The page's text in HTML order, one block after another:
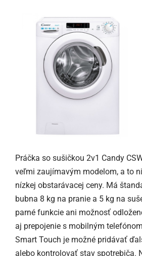
Práčka so sušičkou 2v1 Candy
veľmi zaujímavým modelom, a to
nízkej obstarávacej ceny. Má
bubna 8 kg na pranie a 5 kg na
parné funkcie ani možnosť
aj prepojenie s mobilným
Smart Touch je možné pridávať
alebo kontrolovať stav spotrebiča.